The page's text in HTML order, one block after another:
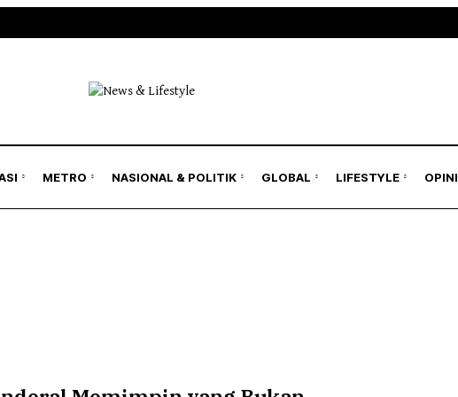
METRO NASIONAL & POLITIK GLOBAL LIFESTYLE OPINI